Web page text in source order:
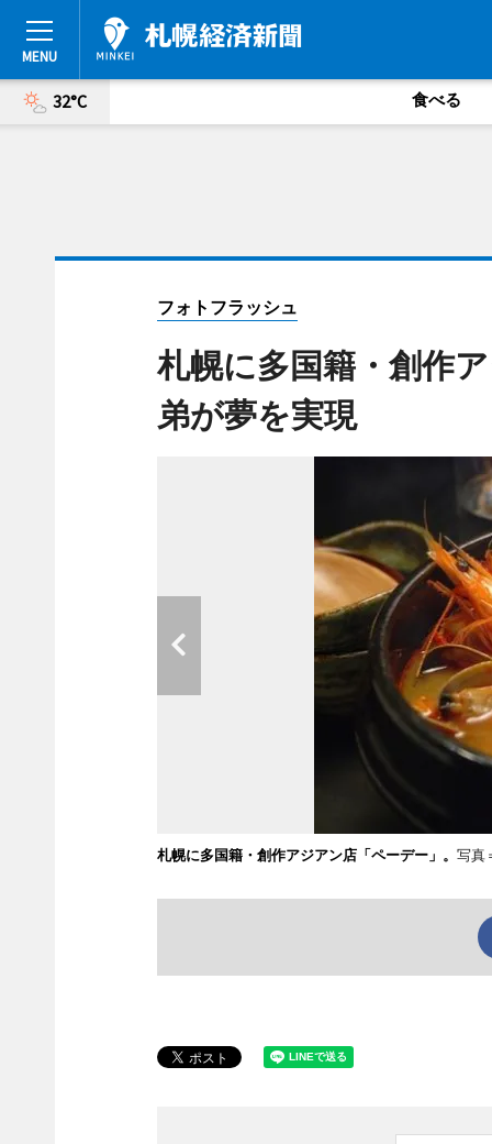
32°C 食べる
フォトフラッシュ
札幌に多国籍・創作
弟が夢を実現
札幌に多国籍・創作アジアン店「ペーデー」。 写真